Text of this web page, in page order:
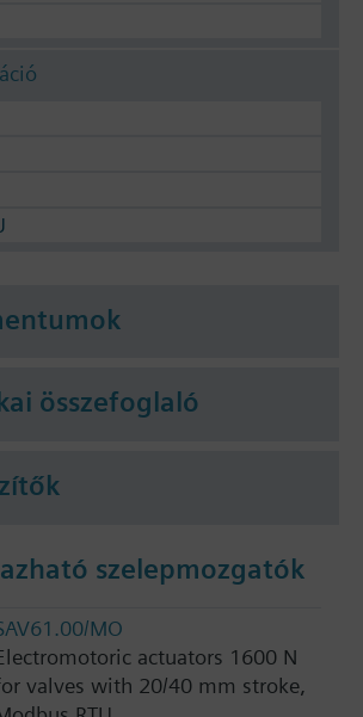
összefoglaló
szelepmozgatók
MO
actuators 1600 N
valves with 20/40 mm stroke,